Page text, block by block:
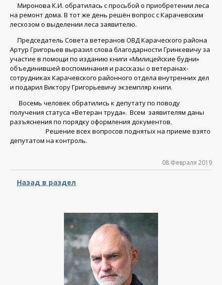
Миронова К.И. обратилась с просьбой о приобретении леса
на ремонт дома. В тот же день решён вопрос с Карачевским
лесхозом о выделении леса заявителю.
Председатель Совета ветеранов ОВД Караческого района
Артур Григорьев выразил слова благодарности Гринкевичу за
участие в помощи по изданию книги «Милицейские будни»
объединившей воспоминания и рассказы о ветеранах-
сотрудниках Карачевского районного отдела внутренних дел
и подарил Виктору Григорьевичу экземпляр книги.
Восемь человек обратились к депутату по поводу
получения статуса «Ветеран труда». Всем заявителям даны
разъяснения по порядку оформления документов.
Решение всех вопросов поднятых на приеме взято
депутатом на контроль.
08 Февраля 2019
Назад в раздел